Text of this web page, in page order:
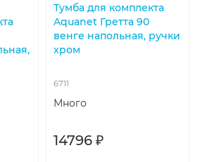
Тумба для комплекта
Aquanet Гретта 90
венге напольная, ручки
хром
6711
Много
14796 ₽